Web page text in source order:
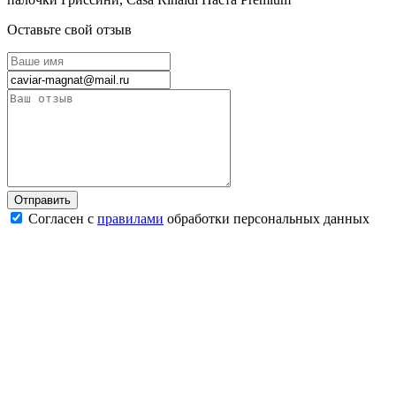
Оставьте свой отзыв
Согласен с правилами обработки персональных данных